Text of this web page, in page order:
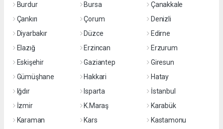
Burdur
Bursa
Çanakkale
Çankırı
Çorum
Denizli
Diyarbakır
Düzce
Edirne
Elazığ
Erzincan
Erzurum
Eskişehir
Gaziantep
Giresun
Gümüşhane
Hakkari
Hatay
Iğdır
Isparta
İstanbul
İzmir
K.Maraş
Karabük
Karaman
Kars
Kastamonu